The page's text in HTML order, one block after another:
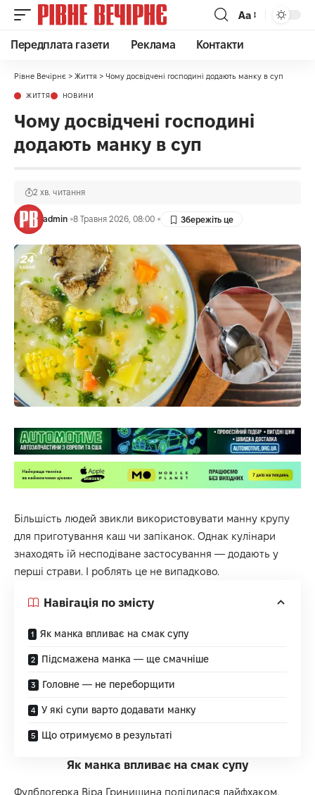
Аа
Передплата газети Реклама Контакти
Рівне Вечірнє > Життя > Чому досвідчені господині додають манку в суп
ЖИТТЯ НОВИНИ
Чому досвідчені господині
додають манку в суп
admin 8 Травня 2026, 08:00
2 хв. читання
Більшість людей звикли використовувати манну крупу
для приготування каш чи запіканок. Однак кулінари
знаходять їй несподіване застосування — додають у
перші страви. І роблять це не випадково.
Навігація по змісту
Як манка впливає на смак супу
Підсмажена манка — ще смачніше
Головне — не переборщити
У які супи варто додавати манку
Що отримуємо в результаті
Як манка впливає на смак супу
Фудблогерка Віра Гринишина поділилася лайфхаком,